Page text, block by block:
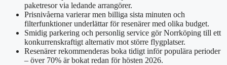
paketresor via ledande arrangörer.
Prisnivåerna varierar men billiga sista minuten och
filterfunktioner underlättar för resenärer med olika budget.
Smidig parkering och personlig service gör Norrköping till ett
konkurrenskraftigt alternativ mot större flygplatser.
Resenärer rekommenderas boka tidigt inför populära perioder
– över 70% är bokat redan för hösten 2026.